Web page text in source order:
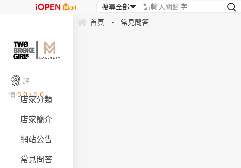
評
價:5.0 / 5.0
店家分類
店家簡介
網站公告
常見問答
首頁 - 常見問答